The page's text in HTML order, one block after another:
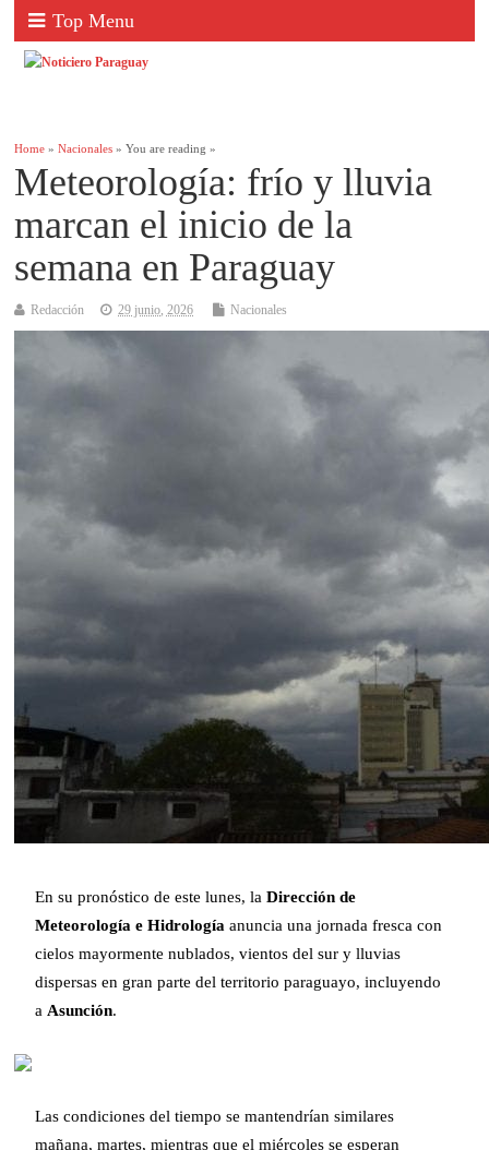
Top Menu
Home »Nacionales » You are reading »
Meteorología: frío y lluvia
marcan el inicio de la
semana en Paraguay
Redacción 29 junio, 2026 Nacionales
En su pronóstico de este lunes, la Dirección de
Meteorología e Hidrología anuncia una jornada fresca con
cielos mayormente nublados, vientos del sur y lluvias
dispersas en gran parte del territorio paraguayo, incluyendo
a Asunción.
Las condiciones del tiempo se mantendrían similares
mañana, martes, mientras que el miércoles se esperan